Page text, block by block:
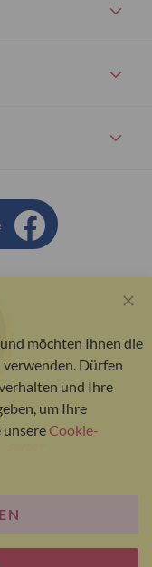
der Metagenics
Bar
möchten Ihnen die
Dürfen
und Ihre
um Ihre
unsereCookie-